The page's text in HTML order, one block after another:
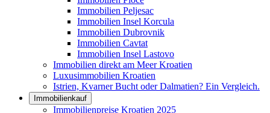
Immobilien Peljesac
Immobilien Insel Korcula
Immobilien Dubrovnik
Immobilien Cavtat
Immobilien Insel Lastovo
Immobilien direkt am Meer Kroatien
Luxusimmobilien Kroatien
Istrien, Kvarner Bucht oder Dalmatien? Ein Vergleich.
Immobilienkauf
Immobilienpreise Kroatien 2025